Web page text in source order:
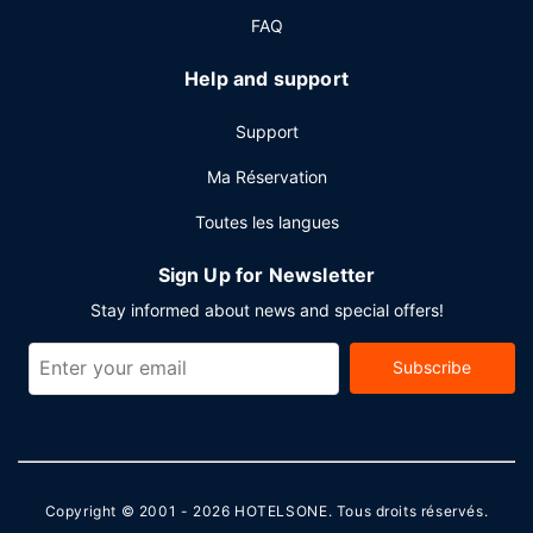
Les équipements et services proposés incluent des
journaux gratuits dans le hall, une réception ouverte 24
une réunion à Nelson, faites confiance à cet hôtel qui
dispose d'espaces événements mesurant 20 mètres carrés
réunion. Un parking gratuit est disponible dans l'enceinte
FAQ
Help and support
Support
Ma Réservation
Toutes les langues
Sign Up for Newsletter
Stay informed about news and special offers!
Subscribe
Copyright © 2001 - 2026 HOTELSONE. Tous droits réservés.